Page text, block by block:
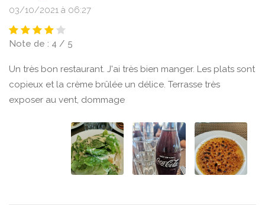
03/10/2021 à 06:27
Note de : 4 / 5
Un très bon restaurant. J'ai très bien manger. Les plats sont
copieux et la crème brûlée un délice. Terrasse très
exposer au vent, dommage